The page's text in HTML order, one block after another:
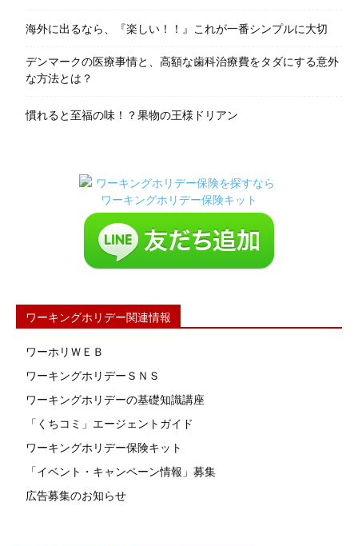
海外に出るなら、『楽しい！！』これが一番シンプルに大切
デンマークの医療事情と、高額な歯科治療費をタダにする意外
な方法とは？
慣れると至福の味！？果物の王様ドリアン
ワーキングホリデー関連情報
ワーホリＷＥＢ
ワーキングホリデーＳＮＳ
ワーキングホリデーの基礎知識講座
「くちコミ」エージェントガイド
ワーキングホリデー保険キット
「イベント・キャンペーン情報」募集
広告募集のお知らせ